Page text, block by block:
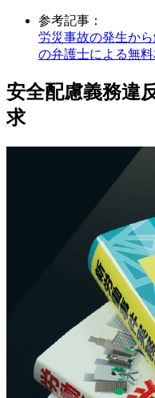
参考記事：
労災事故の発生か
の弁護士による無
安全配慮義務違
求